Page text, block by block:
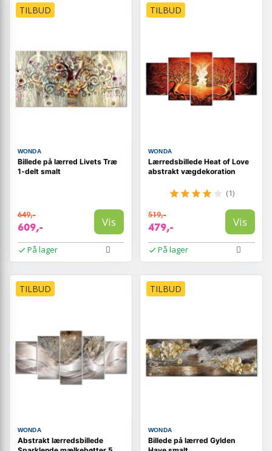
TILBUD
WONDA
Billede på lærred Livets Træ
1-delt smalt
649,-
609,- Vis
På lager
TILBUD
WONDA
Lærredsbillede Heat of Love
abstrakt vægdekoration
(1)
519,-
479,- Vis
På lager
TILBUD
WONDA
Abstrakt lærredsbillede
TILBUD
WONDA
Billede på lærred Gylden